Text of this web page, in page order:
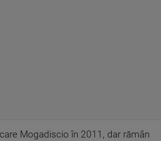
Mogadiscio în 2011, dar rămân